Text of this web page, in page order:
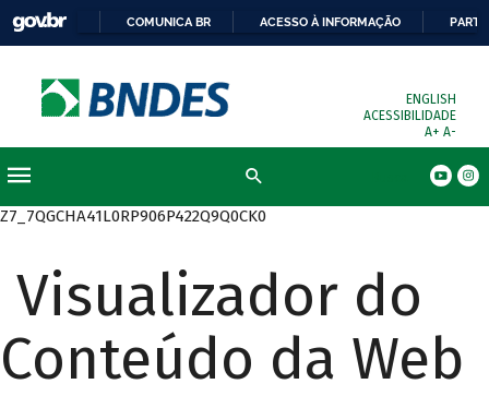
COMUNICA BR ACESSO À INFORMAÇÃO
ENGLISH
ACESSIBILIDADE
A+ A-
Z7_7QGCHA41L0RP906P422Q9Q0CK0
Visualizador do
Conteúdo da Web